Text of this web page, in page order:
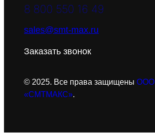
8 800 550 16 49
sales@smt-max.ru
Заказать звонок
© 2025. Все права защищеныООО
«СМТМАКС».